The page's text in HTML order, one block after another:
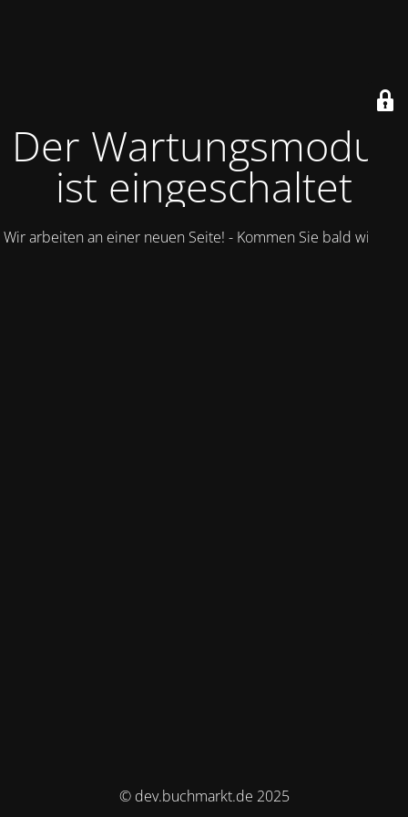
Der Wartungsmodus
ist eingeschaltet
Wir arbeiten an einer neuen Seite! - Kommen Sie bald wieder.
© dev.buchmarkt.de 2025